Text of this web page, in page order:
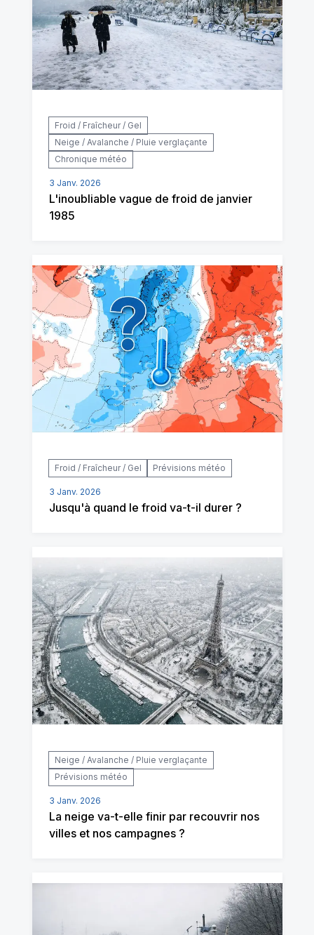
Froid / Fraîcheur / Gel
Neige / Avalanche / Pluie verglaçante
Chronique météo
3 Janv. 2026
L'inoubliable vague de froid de janvier
1985
Froid / Fraîcheur / Gel Prévisions météo
3 Janv. 2026
Jusqu'à quand le froid va-t-il durer ?
Neige / Avalanche / Pluie verglaçante
Prévisions météo
3 Janv. 2026
La neige va-t-elle finir par recouvrir nos
villes et nos campagnes ?